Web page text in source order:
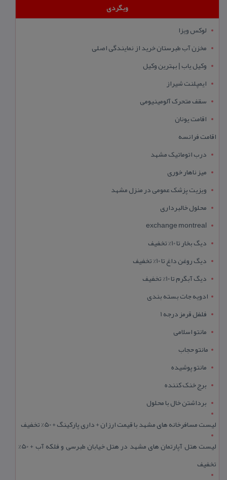
وبگردی
لوکس ویزا
مخزن آب طبرستان خرید از نمایندگی اصلی
وکیل یاب | بهترین وکیل
ایمپلنت شیراز
سقف متحرک آلومینیومی
اقامت یونان
اقامت فرانسه
درب اتوماتیک مشهد
میز ناهار خوری
ویزیت پزشک عمومی در منزل مشهد
محلول خالبرداری
exchange montreal
دیگ بخار تا 10% تخفیف
دیگ روغن داغ تا 10% تخفیف
دیگ آبگرم تا 10% تخفیف
ادویه جات بسته بندی
فلفل قرمز درجه 1
مانتو اسلامی
مانتو حجاب
مانتو پوشیده
برج خنک کننده
برداشتن خال با محلول
لیست مسافرخانه های مشهد با قیمت ارزان + داری پارکینگ + 50% تخفیف
لیست هتل آپارتمان های مشهد در هتل خیابان طبرسی و فلکه آب + 50%
تخفیف